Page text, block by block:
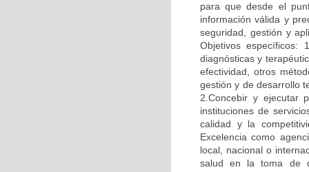
para que desde el
información válida y
seguridad, gestión y
Objetivos específicos:
diagnósticas y
efectividad, otros
gestión y de desarrollo
2.Concebir y ejecutar
instituciones de
calidad y la
Excelencia como
local, nacional o
salud en la toma de